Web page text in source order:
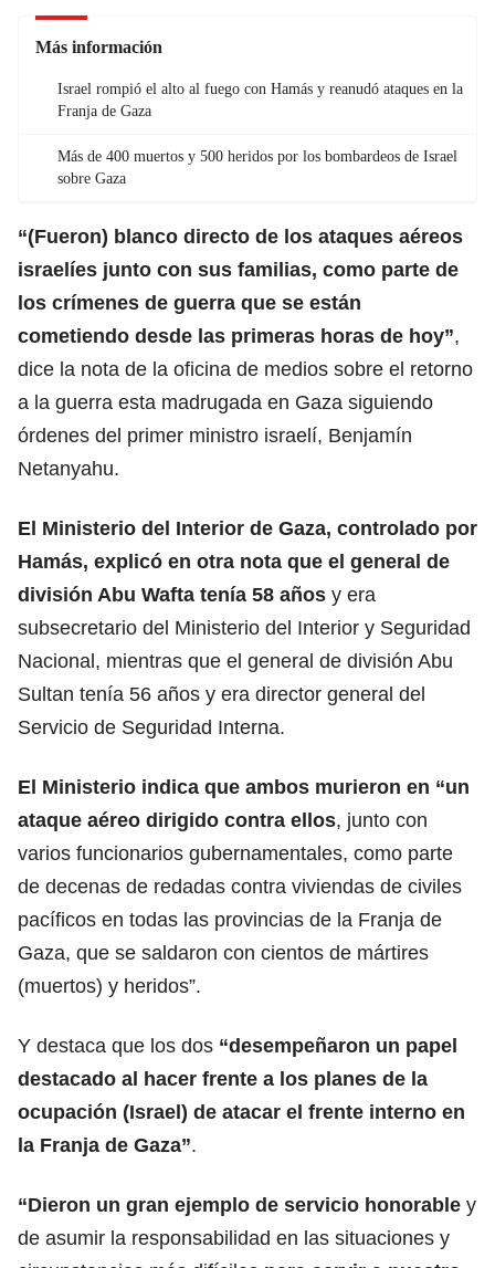
Más información
Israel rompió el alto al fuego con Hamás y reanudó ataques en la
Franja de Gaza
Más de 400 muertos y 500 heridos por los bombardeos de Israel
sobre Gaza
“(Fueron) blanco directo de los ataques aéreos
israelíes junto con sus familias, como parte de
los crímenes de guerra que se están
cometiendo desde las primeras horas de hoy”,
dice la nota de la oficina de medios sobre el retorno
a la guerra esta madrugada en Gaza siguiendo
órdenes del primer ministro israelí, Benjamín
Netanyahu.
El Ministerio del Interior de Gaza, controlado por
Hamás, explicó en otra nota que el general de
división Abu Wafta tenía 58 años y era
subsecretario del Ministerio del Interior y Seguridad
Nacional, mientras que el general de división Abu
Sultan tenía 56 años y era director general del
Servicio de Seguridad Interna.
El Ministerio indica que ambos murieron en “un
ataque aéreo dirigido contra ellos, junto con
varios funcionarios gubernamentales, como parte
de decenas de redadas contra viviendas de civiles
pacíficos en todas las provincias de la Franja de
Gaza, que se saldaron con cientos de mártires
(muertos) y heridos”.
Y destaca que los dos “desempeñaron un papel
destacado al hacer frente a los planes de la
ocupación (Israel) de atacar el frente interno en
la Franja de Gaza”.
“Dieron un gran ejemplo de servicio honorable y
de asumir la responsabilidad en las situaciones y